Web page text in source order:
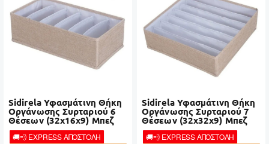
Sidirela Υφασμάτινη Θήκη
Οργάνωσης Συρταριού 6
Θέσεων (32x16x9) Μπεζ
🚚💨 EXPRESS ΑΠΟΣΤΟΛΗ
Sidirela Υφασμάτινη Θήκη
Οργάνωσης Συρταριού 7
Θέσεων (32x32x9) Μπεζ
🚚💨 EXPRESS ΑΠΟΣΤΟΛΗ